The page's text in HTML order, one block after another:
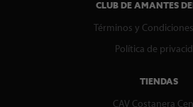
CLUB DE AMANTES
Términos y
Política de
TIENDAS
CAV Costanera